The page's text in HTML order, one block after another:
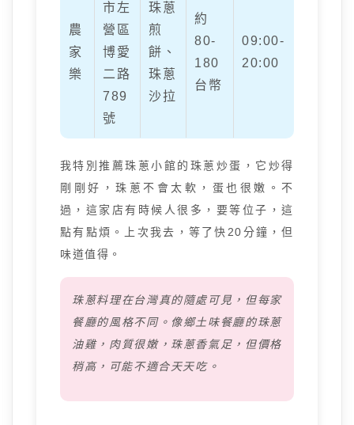
農
家
樂
市左
營區
博愛
二路
789
號
珠蔥
煎
餅、
珠蔥
沙拉
約
80-
180
台幣
09:00-
20:00
我特別推薦珠蔥小館的珠蔥炒蛋，它炒得
剛剛好，珠蔥不會太軟，蛋也很嫩。不
過，這家店有時候人很多，要等位子，這
點有點煩。上次我去，等了快20分鐘，但
味道值得。
珠蔥料理在台灣真的隨處可見，但每家
餐廳的風格不同。像鄉土味餐廳的珠蔥
油雞，肉質很嫩，珠蔥香氣足，但價格
稍高，可能不適合天天吃。